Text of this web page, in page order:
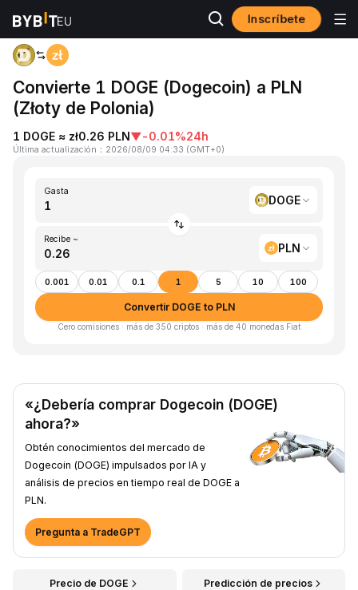
Inscríbete
Inicio DOGE to PLN
Convierte 1 DOGE (Dogecoin) a PLN
(Złoty de Polonia)
1 DOGE ≈ zł0.26 PLN▼-0.01%24h
Última actualización ： 2026/08/09 04:33 (GMT+0)
Gasta
DOGE
Recibe ~
PLN
0.001 0.01 0.1 1 5 10 100
Convertir DOGE to PLN
Cero comisiones · más de 350 criptos · más de 40 monedas Fiat
«¿Debería comprar Dogecoin (DOGE)
ahora?»
Obtén conocimientos del mercado de
Dogecoin (DOGE) impulsados por IA y
análisis de precios en tiempo real de DOGE a
PLN.
Pregunta a TradeGPT
Precio de DOGE Predicción de precios